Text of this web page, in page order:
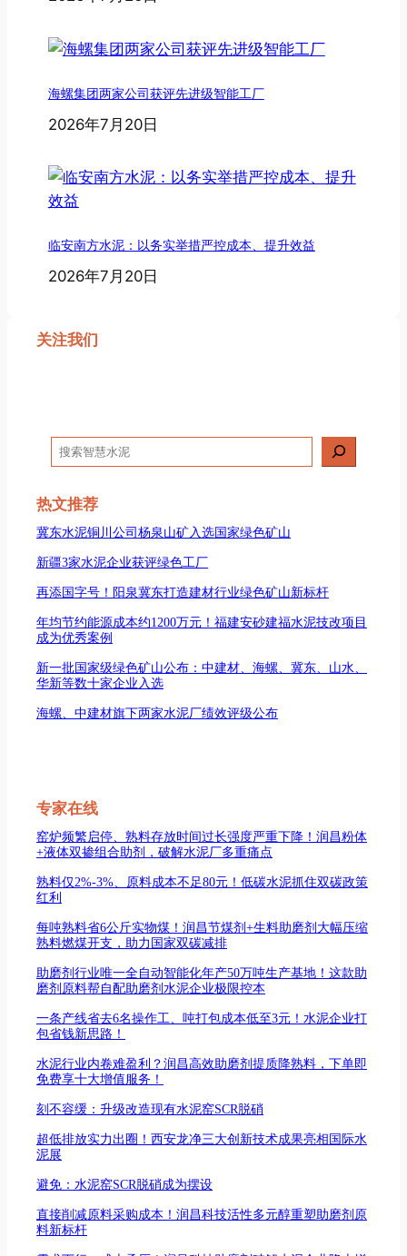
海螺集团两家公司获评先进级智能工厂
2026年7月20日
临安南方水泥：以务实举措严控成本、提升效益
2026年7月20日
关注我们
搜
索
热文推荐
冀东水泥铜川公司杨泉山矿入选国家绿色矿山
新疆3家水泥企业获评绿色工厂
再添国字号！阳泉冀东打造建材行业绿色矿山新标杆
年均节约能源成本约1200万元！福建安砂建福水泥技改项目
成为优秀案例
新一批国家级绿色矿山公布：中建材、海螺、冀东、山水、
华新等数十家企业入选
海螺、中建材旗下两家水泥厂绩效评级公布
专家在线
窑炉频繁启停、熟料存放时间过长强度严重下降！润昌粉体
+液体双掺组合助剂，破解水泥厂多重痛点
熟料仅2%-3%、原料成本不足80元！低碳水泥抓住双碳政策
红利
每吨熟料省6公斤实物煤！润昌节煤剂+生料助磨剂大幅压缩
熟料燃煤开支，助力国家双碳减排
助磨剂行业唯一全自动智能化年产50万吨生产基地！这款助
磨剂原料帮自配助磨剂水泥企业极限控本
一条产线省去6名操作工、吨打包成本低至3元！水泥企业打
包省钱新思路！
水泥行业内卷难盈利？润昌高效助磨剂提质降熟料，下单即
免费享十大增值服务！
刻不容缓：升级改造现有水泥窑SCR脱硝
超低排放实力出圈！西安龙净三大创新技术成果亮相国际水
泥展
避免：水泥窑SCR脱硝成为摆设
直接削减原料采购成本！润昌科技活性多元醇重塑助磨剂原
料新标杆